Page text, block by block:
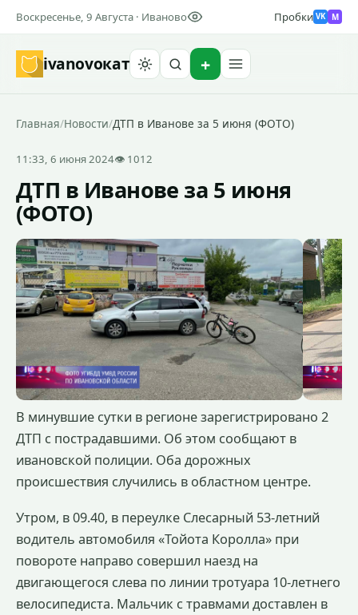
Воскресенье, 9 Августа · Иваново Пробки VK M
ivanovoкат
Найти
Главная/Новости/ДТП в Иванове за 5 июня (ФОТО)
11:33, 6 июня 2024👁 1012
ДТП в Иванове за 5 июня
(ФОТО)
В минувшие сутки в регионе зарегистрировано 2
ДТП с пострадавшими. Об этом сообщают в
ивановской полиции. Оба дорожных
происшествия случились в областном центре.
Утром, в 09.40, в переулке Слесарный 53-летний
водитель автомобиля «Тойота Королла» при
повороте направо совершил наезд на
двигающегося слева по линии тротуара 10-летнего
велосипедиста. Мальчик с травмами доставлен в